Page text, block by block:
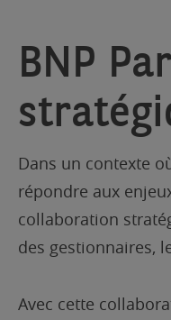
BNP
Dans un contexte
répondre aux
collaboration
des gestionnaires,
Avec cette